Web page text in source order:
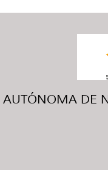
AUTÓNOMA DE